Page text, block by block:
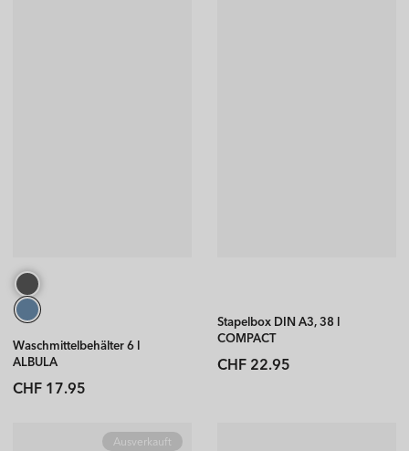
Waschmittelbehälter 6 l
ALBULA
Normaler
CHF 17.95
Stapelbox DIN A3, 38 l
COMPACT
Normaler
CHF 22.95
Ausverkauft